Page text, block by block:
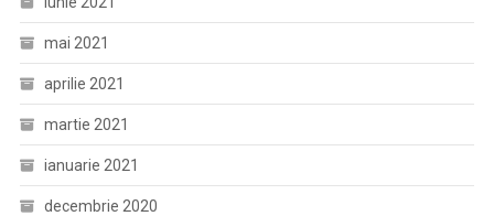
mai 2021
aprilie 2021
martie 2021
ianuarie 2021
decembrie 2020